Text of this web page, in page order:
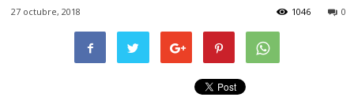
27 octubre, 2018 0
1046